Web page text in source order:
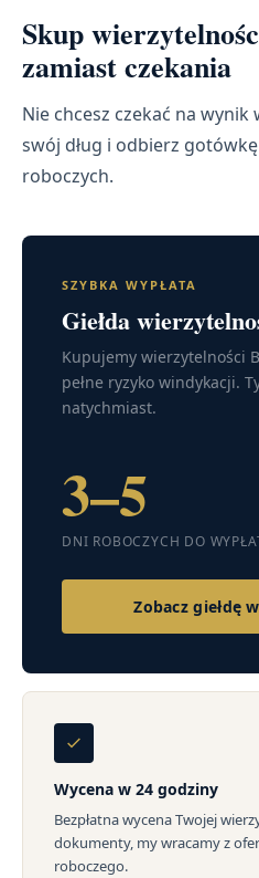
Skup
zamiast czekania
Nie chcesz czekać na
swój dług i odbierz
roboczych.
SZYBKA WYPŁATA
Giełda
Kupujemy wierzytelności
pełne ryzyko windykacji.
natychmiast.
3–5
DNI ROBOCZYCH DO
Zobacz giełdę
Wycena w 24 godziny
Bezpłatna wycena Twojej
dokumenty, my wracamy z
roboczego.